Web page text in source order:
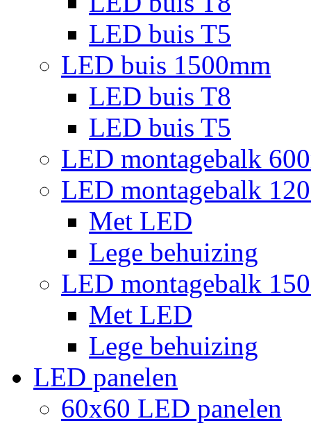
LED buis T5
LED buis 1500mm
LED buis T8
LED buis T5
LED montagebalk
LED montagebalk
Met LED
Lege behuizing
LED montagebalk
Met LED
Lege behuizing
LED panelen
60x60 LED panelen